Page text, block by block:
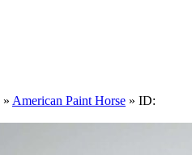
» American Paint Horse » ID: